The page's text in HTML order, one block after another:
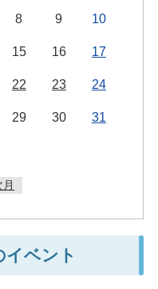
8 9 10
15 16 17
22 23 24
29 30 31
月
イベント